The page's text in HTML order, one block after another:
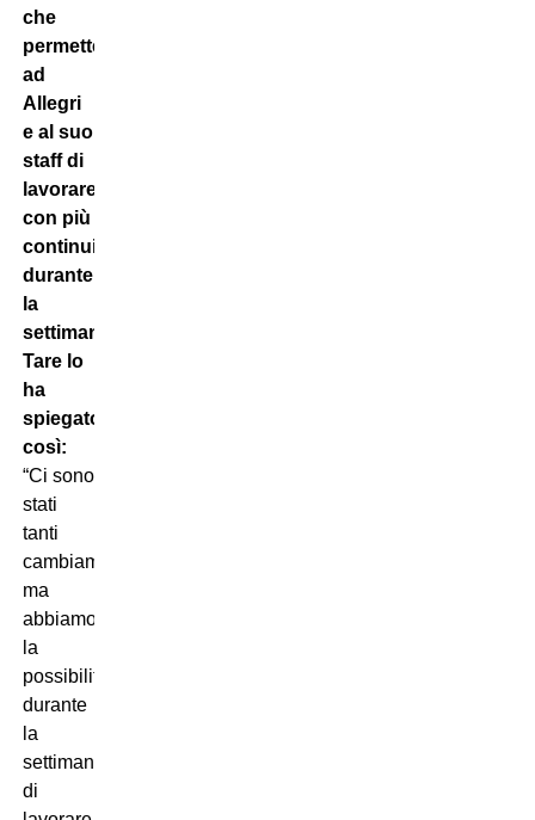
che
permette
ad
Allegri
e al suo
staff di
lavorare
con più
continuità
durante
la
settimana.
Tare lo
ha
spiegato
così:
“Ci sono
stati
tanti
cambiamenti,
ma
abbiamo
la
possibilità
durante
la
settimana
di